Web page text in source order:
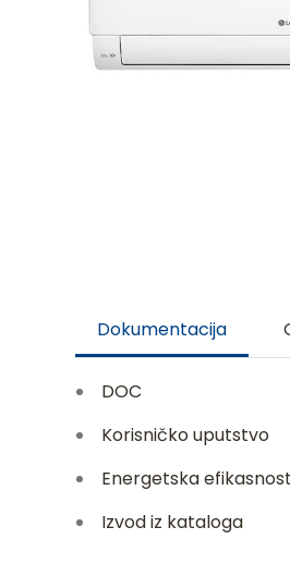
Dokumentacija
DOC
Korisničko uputstvo
Energetska efikasnost
Izvod iz kataloga